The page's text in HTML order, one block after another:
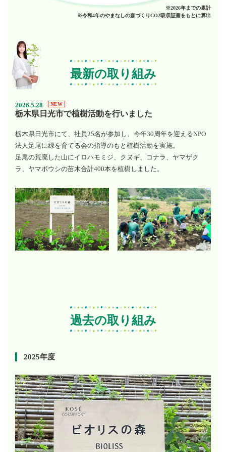
※2026年までの累計
※令和4年のやまなしの森づくりCO2吸収証書をもとに算出
最新の取り組み
2026.5.28 NEW
栃木県日光市で植樹活動を行いました
栃木県日光市にて、社員25名が参加し、今年30周年を迎えるNPO
法人足尾に緑を育てる会の指導のもと植樹活動を実施。
足尾の荒廃した山にイロハモミジ、クヌギ、コナラ、ヤマザク
ラ、ヤマボウシの苗木合計400本を植樹しました。
過去の取り組み
2025年度